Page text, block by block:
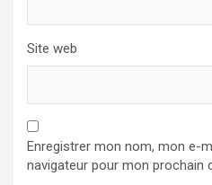
Site web
Enregistrer mon nom, mon e-
navigateur pour mon prochain